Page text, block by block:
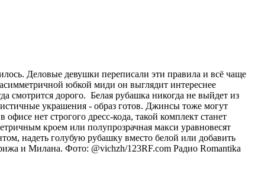
Деловые девушки переписали эти правила и всё чаще
юбкой миди он выглядит интереснее
смотрится дорого. Белая рубашка никогда не выйдет из
украшения - образ готов. Джинсы тоже могут
нет строгого дресс-кода, такой комплект станет
кроем или полупрозрачная макси уравновесят
надеть голубую рубашку вместо белой или добавить
и Милана. Фото: @vichzh/123RF.com Радио Romantika